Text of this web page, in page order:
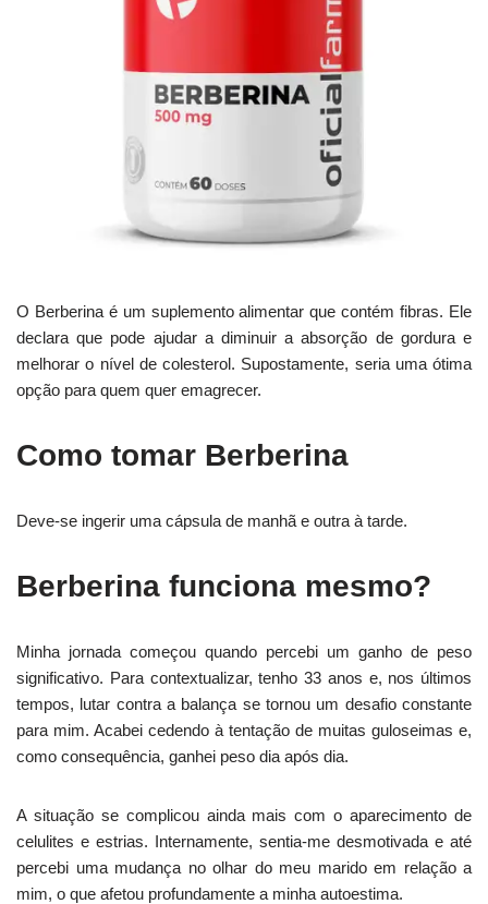
O Berberina é um suplemento alimentar que contém fibras. Ele
declara que pode ajudar a diminuir a absorção de gordura e
melhorar o nível de colesterol. Supostamente, seria uma ótima
opção para quem quer emagrecer.
Como tomar Berberina
Deve-se ingerir uma cápsula de manhã e outra à tarde.
Berberina funciona mesmo?
Minha jornada começou quando percebi um ganho de peso
significativo. Para contextualizar, tenho 33 anos e, nos últimos
tempos, lutar contra a balança se tornou um desafio constante
para mim. Acabei cedendo à tentação de muitas guloseimas e,
como consequência, ganhei peso dia após dia.
A situação se complicou ainda mais com o aparecimento de
celulites e estrias. Internamente, sentia-me desmotivada e até
percebi uma mudança no olhar do meu marido em relação a
mim, o que afetou profundamente a minha autoestima.